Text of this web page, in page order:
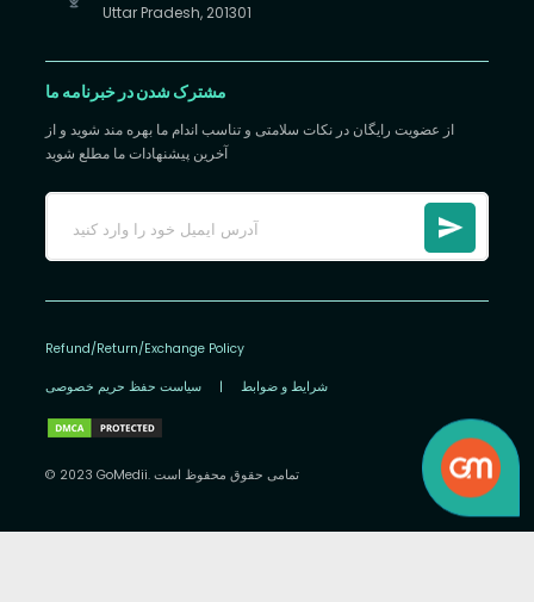
Uttar Pradesh, 201301
مشترک شدن در خبرنامه ما
از عضویت رایگان در نکات سلامتی و تناسب اندام ما بهره مند شوید و از
آخرین پیشنهادات ما مطلع شوید
Refund/Return/Exchange Policy
سیاست حفظ حریم خصوصی | شرایط و ضوابط
© 2023 GoMedii. تمامی حقوق محفوظ است